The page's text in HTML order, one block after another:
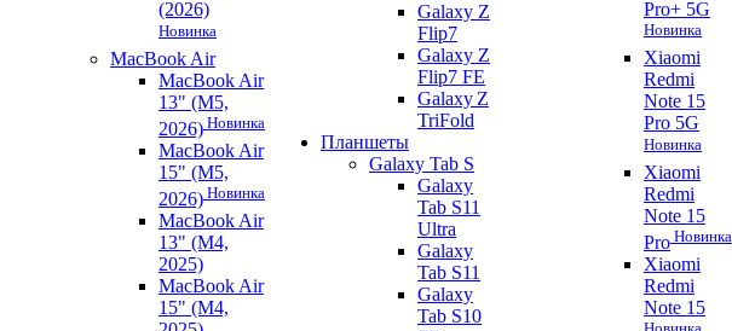
(2026)
Новинка
MacBook Air
MacBook Air
13" (M5,
2026) Новинка
MacBook Air
15" (M5,
2026) Новинка
MacBook Air
13" (M4,
2025)
MacBook Air
15" (M4,
Galaxy Z
Flip7
Galaxy Z
Flip7 FE
Galaxy Z
TriFold
Планшеты
Galaxy Tab S
Galaxy
Tab S11
Ultra
Galaxy
Tab S11
Galaxy
Tab S10
Pro+ 5G
Новинка
Xiaomi
Redmi
Note 15
Pro 5G
Новинка
Xiaomi
Redmi
Note 15
Pro Новинка
Xiaomi
Redmi
Note 15